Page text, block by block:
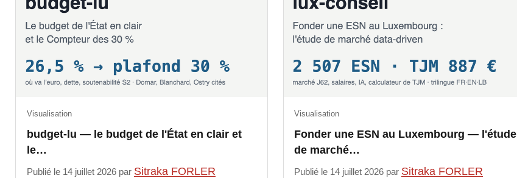
budget-lu — le budget de l'État en clair et
le…
Visualisation
Publié le 14 juillet 2026 par Sitraka FORLER
Fonder une ESN au Luxembourg — l'étude
de marché…
Visualisation
Publié le 14 juillet 2026 par Sitraka FORLER